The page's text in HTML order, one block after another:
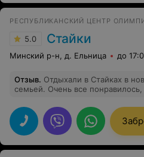
5.0 Стайки
Минский р-н, д. Ельница до
Отзыв. Отдыхали в Стайках в
семьей. Очень все
программа. Просторная баня с
то что нужно в зимние холода.
простые, но уютные. Есть все
проживания. Красивая природа,
посещению, у нас в России